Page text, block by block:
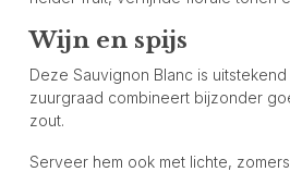
Wijn en spijs
Deze Sauvignon Blanc is
zuurgraad combineert bijzonder
zout.
Serveer hem ook met lichte,